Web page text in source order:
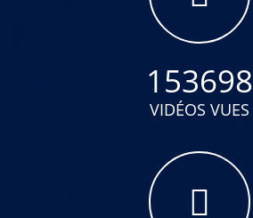
153698
VIDÉOS VUES